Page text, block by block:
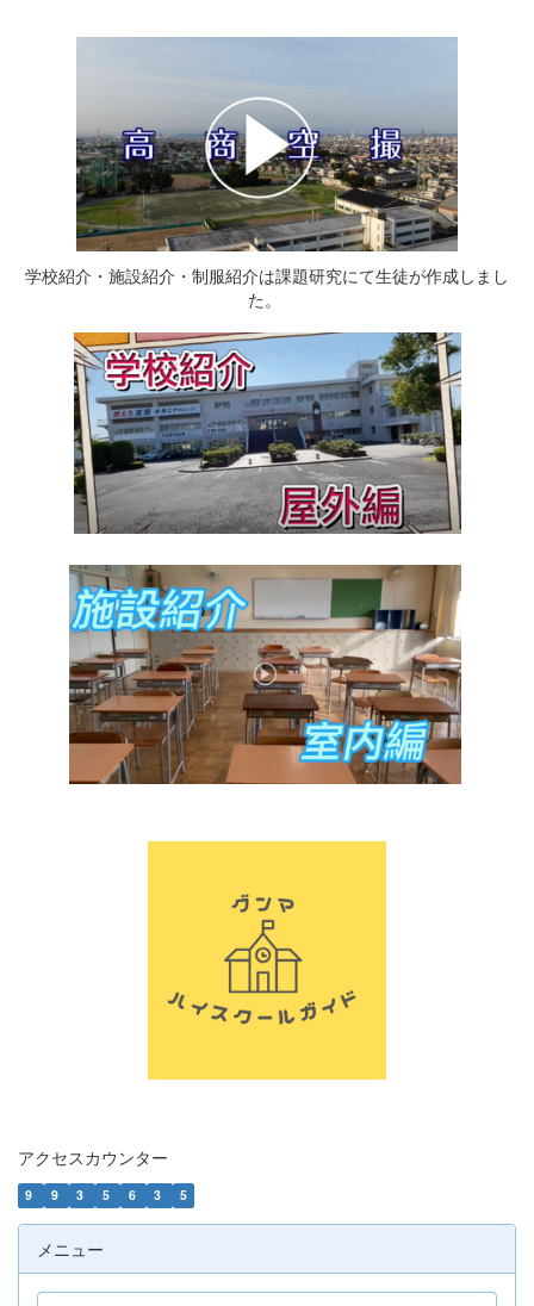
学校紹介・施設紹介・制服紹介は課題研究にて生徒が作成しまし
た。
アクセスカウンター
9 9 3 5 6 3 5
メニュー